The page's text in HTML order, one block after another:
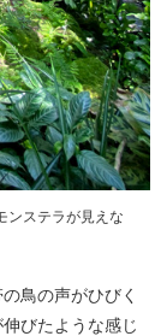
ンステラが見えな
鳥の声がひびく
びたような感じ